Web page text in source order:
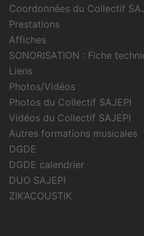
Coordonnées du Collectif
Prestations
Affiches
SONORISATION : Fiche
Liens
Photos/Vidéos
Photos du Collectif SAJEPI
Vidéos du Collectif SAJEPI
Autres formations musicales
DGDE
DGDE calendrier
DUO SAJEPI
ZIK’ACOUSTIK